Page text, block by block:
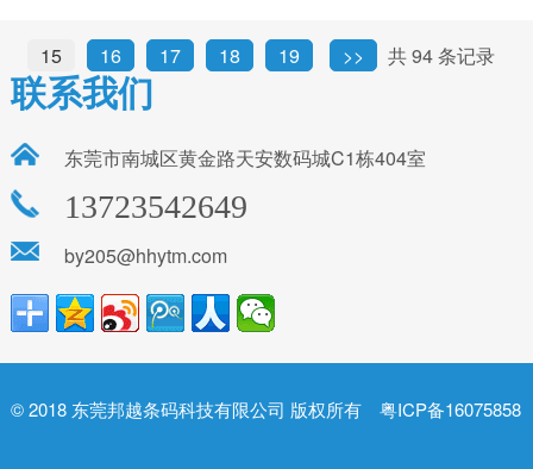
15 16 17 18 19 >> 共 94 条记录
联系我们
东莞市南城区黄金路天安数码城C1栋404室
13723542649
by205@hhytm.com
© 2018 东莞邦越条码科技有限公司 版权所有 粤ICP备16075858